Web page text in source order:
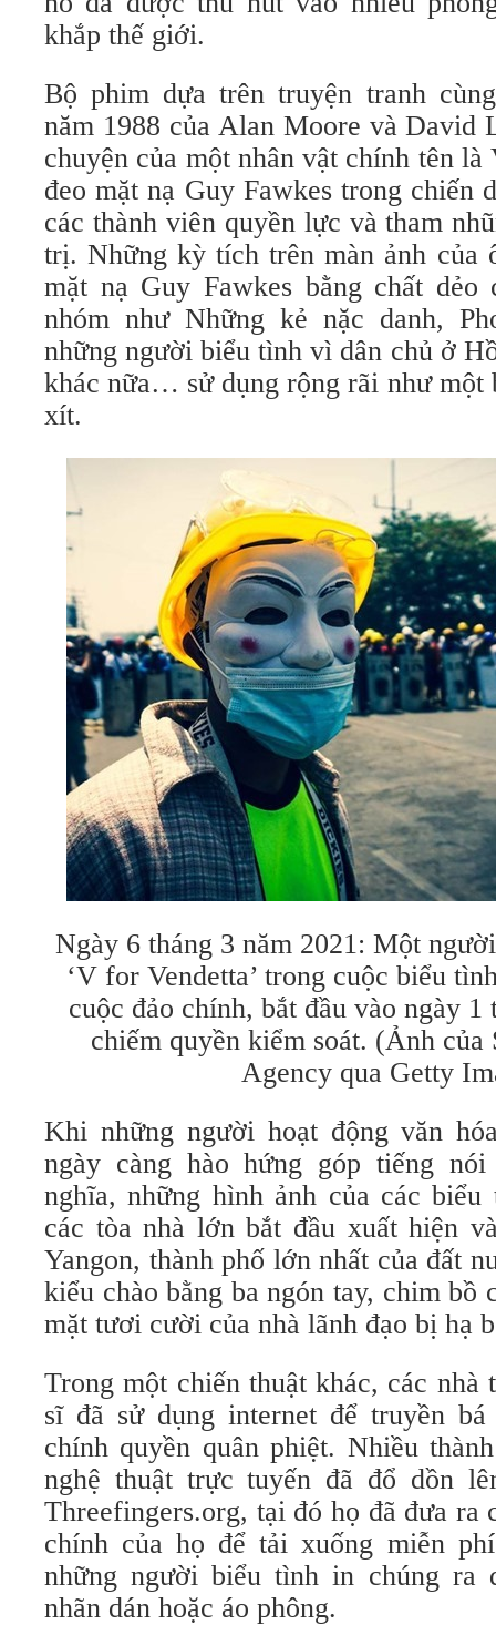
khắp thế giới.
Bộ phim dựa trên truyện tranh
năm 1988 của Alan Moore và David
chuyện của một nhân vật chính tên là
đeo mặt nạ Guy Fawkes trong chiến
các thành viên quyền lực và tham
trị. Những kỳ tích trên màn ảnh của
mặt nạ Guy Fawkes bằng chất dẻo
nhóm như Những kẻ nặc danh,
những người biểu tình vì dân chủ ở
khác nữa… sử dụng rộng rãi như một
xít.
Ngày 6 tháng 3 năm 2021: Một
‘V for Vendetta’ trong cuộc biểu
cuộc đảo chính, bắt đầu vào ngày
chiếm quyền kiểm soát. (Ảnh
Agency qua Getty
Khi những người hoạt động văn
ngày càng hào hứng góp tiếng
nghĩa, những hình ảnh của các
các tòa nhà lớn bắt đầu xuất hiện
Yangon, thành phố lớn nhất của đất
kiểu chào bằng ba ngón tay, chim bồ
mặt tươi cười của nhà lãnh đạo bị hạ
Trong một chiến thuật khác, các nhà
sĩ đã sử dụng internet để truyền
chính quyền quân phiệt. Nhiều
nghệ thuật trực tuyến đã đổ dồn
Threefingers.org, tại đó họ đã đưa ra
chính của họ để tải xuống miễn
những người biểu tình in chúng ra
nhãn dán hoặc áo phông.